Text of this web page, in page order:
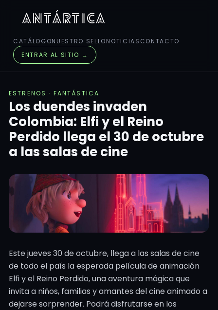
CATÁLOGONUESTRO SELLONOTICIAS CONTACTO
ENTRAR AL SITIO →
ESTRENOS · FANTÁSTICA
Los duendes invaden
Colombia: Elfi y el Reino
Perdido llega el 30 de octubre
a las salas de cine
Este jueves 30 de octubre, llega a las salas de cine
de todo el país la esperada película de animación
Elfi y el Reino Perdido, una aventura mágica que
invita a niños, familias y amantes del cine animado a
dejarse sorprender. Podrá disfrutarse en los